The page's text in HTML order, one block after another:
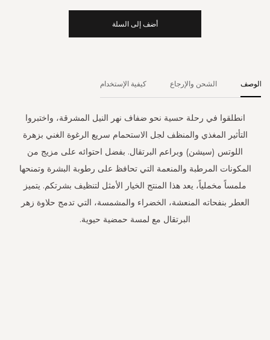
أضف إلى السلة
الوصف
انطلقوا في رحلة حسية نحو ضفاف نهر النيل المشرقة، واختبروا
التأثير المغذي والمنظف لجل الاستحمام سريع الرغوة الغني بزهرة
اللوتس (سيشن) وبراعم البرتقال. بفضل احتوائه على مزيج من
المكونات المرطبة والمنعمة التي تحافظ على رطوبة البشرة وتمنحها
ملمساً مخملياً، يعد هذا المنتج الخيار الأمثل لتنظيف بشرتكم. يتميز
العطر بنفحاته المنعشة، الخضراء والمشمسة، التي تدمج حلاوة زهر
البرتقال مع لمسة حمضية حيوية.
الشحن والإرجاع كيفية الإستخدام